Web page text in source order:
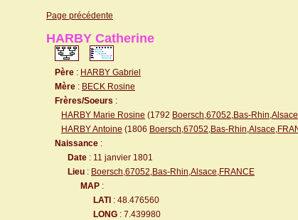
Page précédente
HARBY Catherine
Père : HARBY Gabriel
Mère : BECK Rosine
Frères/Soeurs :
HARBY Marie Rosine (1792 Boersch,67052,Bas-
HARBY Antoine (1806 Boersch,67052,Bas-
Naissance :
Date : 11 janvier 1801
Lieu : Boersch,67052,Bas-Rhin,Alsace,FRANCE
MAP :
LATI : 48.476560
LONG : 7.439980